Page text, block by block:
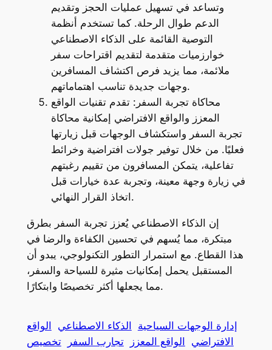
وتساعد في تسهيل عمليات الحجز وتقديم
الدعم طوال الرحلة. كما تستخدم أنظمة
التوصية القائمة على الذكاء الاصطناعي
خوارزميات متقدمة لتقديم اقتراحات سفر
ملائمة، مما يزيد فرص اكتشاف المسافرين
وجهات جديدة تناسب اهتماماتهم.
محاكاة تجربة السفر: تقدم تقنيات الواقع
المعزز والواقع الافتراضي إمكانية محاكاة
تجربة السفر واستكشاف الوجهات قبل زيارتها
فعليًا. من خلال توفير جولات افتراضية وخرائط
تفاعلية، يتمكن المسافرون من تقييم رغبتهم
في زيارة وجهة معينة، وتجربة عدة خيارات قبل
اتخاذ القرار النهائي.
إن الذكاء الاصطناعي يُعزز تجربة السفر بطرق
مبتكرة، مما يُسهم في تحسين الكفاءة والرضا في
هذا القطاع. مع استمرار التطور التكنولوجي، يبدو أن
المستقبل يحمل إمكانيات مثيرة للسياحة والسفر،
مما يجعلها أكثر تخصيصًا وابتكارًا.
إدارة الوجهات السياحية الذكاء الاصطناعي الواقع
الافتراضي الواقع المعزز تجارب السفر تخصيص